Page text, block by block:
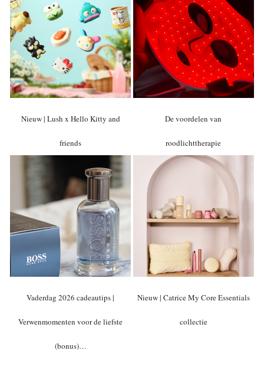
Nieuw | Lush x Hello Kitty and
friends
De voordelen van
roodlichttherapie
Vaderdag 2026 cadeautips |
Verwenmomenten voor de liefste
(bonus)…
Nieuw | Catrice My Core Essentials
collectie